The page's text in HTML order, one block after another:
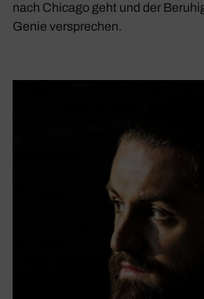
nach Chicago geht und der
Genie versprechen.